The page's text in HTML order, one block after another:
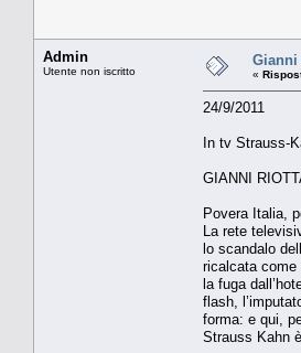
Admin
Utente non iscritto
Gianni
«
24/9/2011
In tv Strauss-
GIANNI
Povera Italia,
La rete
lo scandalo
ricalcata come
la fuga
flash,
forma: e qui,
Strauss Kahn